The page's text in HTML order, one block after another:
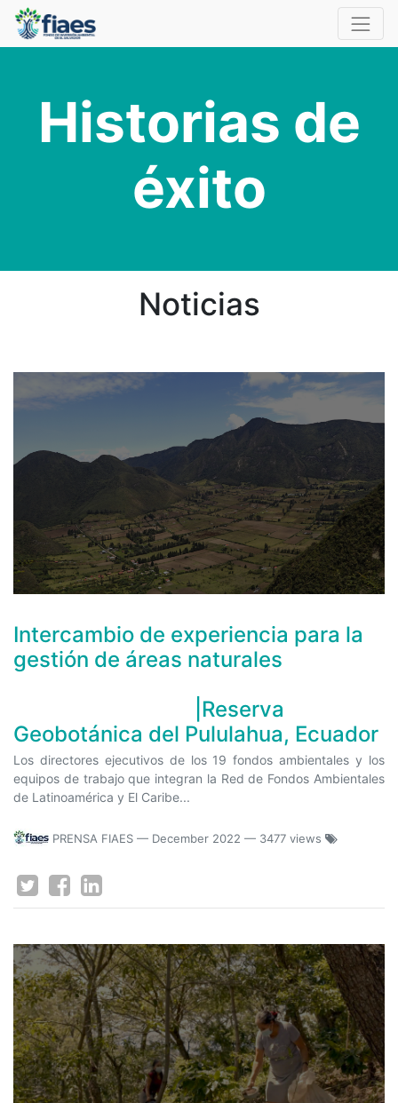
Historias de
éxito
Noticias
Intercambio de experiencia para la
gestión de áreas naturales
|Reserva
Geobotánica del Pululahua, Ecuador
Los directores ejecutivos de los 19 fondos ambientales y los
equipos de trabajo que integran la Red de Fondos Ambientales
de Latinoamérica y El Caribe...
PRENSA FIAES — December 2022 — 3477 views